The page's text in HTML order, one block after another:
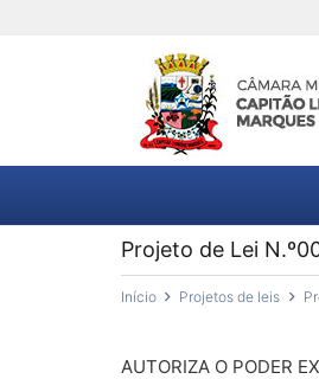
Projeto de Lei
Início Projetos de leis
AUTORIZA O PODER